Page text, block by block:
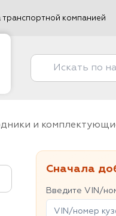
транспортной компанией
и
Сначала
Введите VIN/